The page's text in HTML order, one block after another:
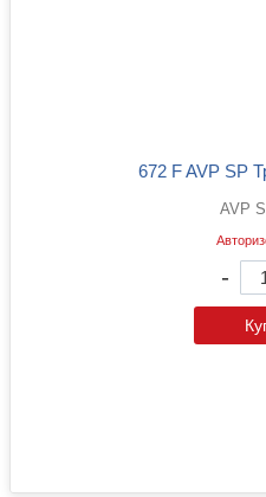
672 F AVP SP
AVP
-